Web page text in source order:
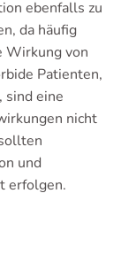
ebenfalls zu
da häufig
Wirkung von
Patienten,
sind eine
nicht
und
erfolgen.